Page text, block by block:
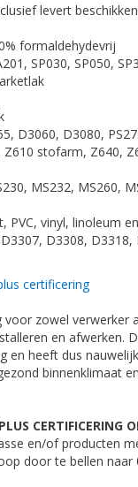
levert
formaldehydevrij
SP030, SP050,
D3060, D3080,
stofarm, Z640,
MS232, MS260,
vinyl, linoleum
D3308,
certificering
zowel verwerker
en afwerken.
en heeft dus
binnenklimaat
CERTIFICERING
en/of producten
door te bellen naar